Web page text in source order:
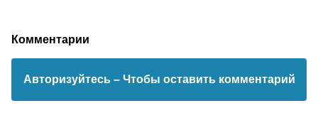
Комментарии
Авторизуйтесь – Чтобы оставить комментарий